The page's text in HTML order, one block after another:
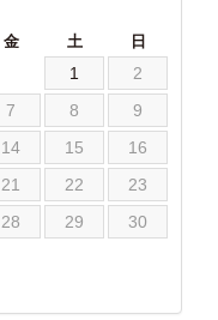
金 土 日
1
2
7 8
9
14 15
16
21 22
23
28 29
30